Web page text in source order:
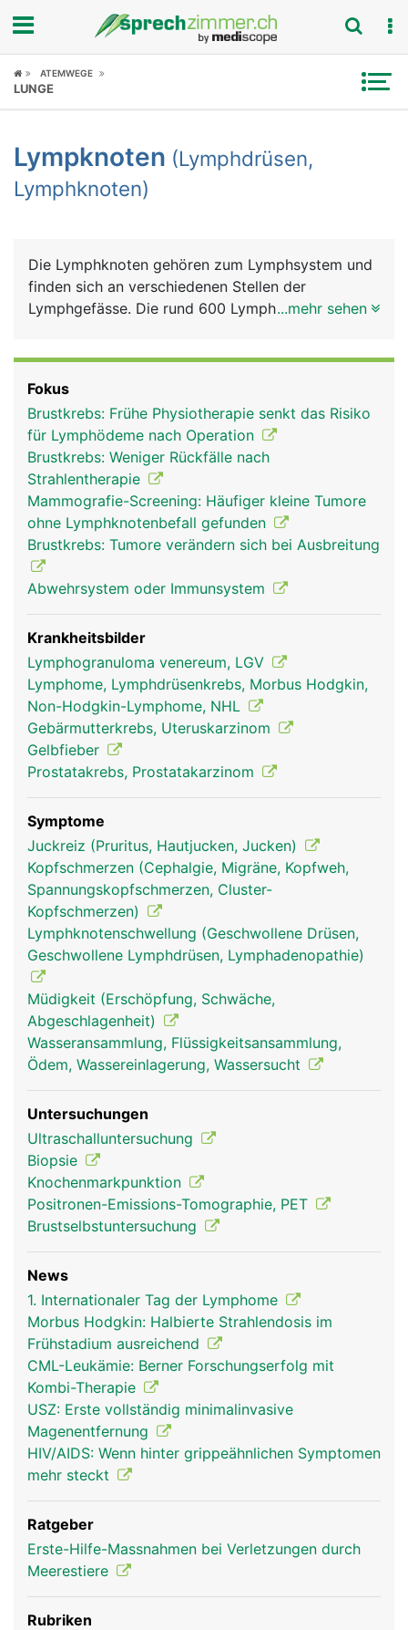
Fokus
Symptome
Untersuchungen
Ratgeber
ATEMWEGE
LUNGE
Lympknoten (Lymphdrüsen,
Lymphknoten)
Die Lymphknoten gehören zum Lymphsystem und
finden sich an verschiedenen Stellen der
Lymphgefässe. Die rund 600 Lymphknoten des
bohnenförmiges Aussehen und sind normalerweise
nur wenige Millimeter gross. Die Lymphknoten
fangen die in der Lymphe mitgeschleppten
Fremdkörper und Krankheitserreger ab und
machen sie unschädlich. Einige Stoffe (z.B.
Glasstaub, Kohle, Farbstoffe) werden teilweise
auch in den Lymphknoten eingelagert, wenn sie
der Körper nicht ausscheiden kann. In den
Lymphknoten wird ausserdem ein Teil der
Lymphozyten (weisse Blutkörperchen) gebildet,
die als "Abwehrpolizei" ständig durch das Blut-
und Lymphgefässsystem patrouillieren und der
körpereigenen Abwehr dienen. Ausserdem wird in
den Lymphknoten die Lymphe konzentriert
(eingedickt).
lympknoten frau
...mehr sehen
Fokus
Brustkrebs: Frühe Physiotherapie senkt das Risiko
für Lymphödeme nach Operation
Brustkrebs: Weniger Rückfälle nach
Strahlentherapie
Mammografie-Screening: Häufiger kleine Tumore
ohne Lymphknotenbefall gefunden
Brustkrebs: Tumore verändern sich bei Ausbreitung
Abwehrsystem oder Immunsystem
Krankheitsbilder
Lymphogranuloma venereum, LGV
Lymphome, Lymphdrüsenkrebs, Morbus Hodgkin,
Non-Hodgkin-Lymphome, NHL
Gebärmutterkrebs, Uteruskarzinom
Gelbfieber
Prostatakrebs, Prostatakarzinom
Symptome
Juckreiz (Pruritus, Hautjucken, Jucken)
Kopfschmerzen (Cephalgie, Migräne, Kopfweh,
Spannungskopfschmerzen, Cluster-
Kopfschmerzen)
Lymphknotenschwellung (Geschwollene Drüsen,
Geschwollene Lymphdrüsen, Lymphadenopathie)
Müdigkeit (Erschöpfung, Schwäche,
Abgeschlagenheit)
Wasseransammlung, Flüssigkeitsansammlung,
Ödem, Wassereinlagerung, Wassersucht
Untersuchungen
Ultraschalluntersuchung
Biopsie
Knochenmarkpunktion
Positronen-Emissions-Tomographie, PET
Brustselbstuntersuchung
News
1. Internationaler Tag der Lymphome
Morbus Hodgkin: Halbierte Strahlendosis im
Frühstadium ausreichend
CML-Leukämie: Berner Forschungserfolg mit
Kombi-Therapie
USZ: Erste vollständig minimalinvasive
Magenentfernung
HIV/AIDS: Wenn hinter grippeähnlichen Symptomen
mehr steckt
Ratgeber
Erste-Hilfe-Massnahmen bei Verletzungen durch
Meerestiere
Rubriken